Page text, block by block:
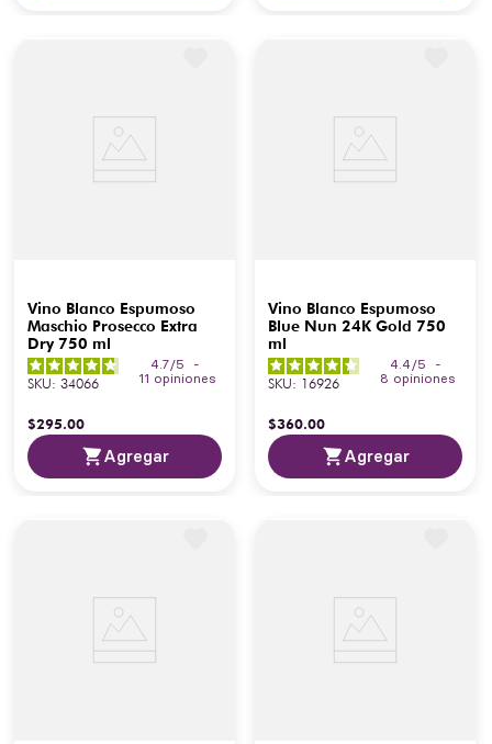
Vino Blanco Espumoso
Maschio Prosecco Extra
Dry 750 ml
4.7/5
-
11 opiniones
SKU: 34066
$295.00
Agregar
Vino Blanco Espumoso
Blue Nun 24K Gold 750
ml
4.4 /5
-
8 opiniones
SKU: 16926
$360.00
Agregar